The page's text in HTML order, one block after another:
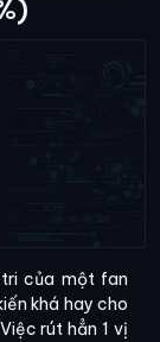
của một fan
khá hay cho
rút hẳn 1 vị